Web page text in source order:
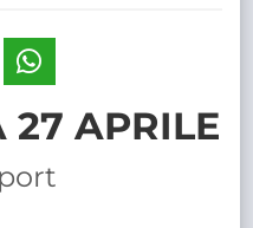
27 APRILE